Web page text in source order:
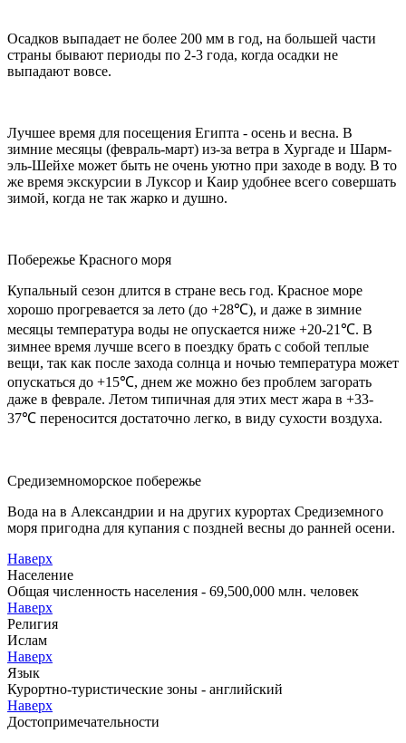
Осадков выпадает не более 200 мм в год, на большей части
страны бывают периоды по 2-3 года, когда осадки не
выпадают вовсе.
Лучшее время для посещения Египта - осень и весна. В
зимние месяцы (февраль-март) из-за ветра в Хургаде и Шарм-
эль-Шейхе может быть не очень уютно при заходе в воду. В то
же время экскурсии в Луксор и Каир удобнее всего совершать
зимой, когда не так жарко и душно.
Побережье Красного моря
Купальный сезон длится в стране весь год. Красное море
хорошо прогревается за лето (до +28℃), и даже в зимние
месяцы температура воды не опускается ниже +20-21℃. В
зимнее время лучше всего в поездку брать с собой теплые
вещи, так как после захода солнца и ночью температура может
опускаться до +15℃, днем же можно без проблем загорать
даже в феврале. Летом типичная для этих мест жара в +33-
37℃ переносится достаточно легко, в виду сухости воздуха.
Средиземноморское побережье
Вода на в Александрии и на других курортах Средиземного
моря пригодна для купания с поздней весны до ранней осени.
Наверх
Население
Общая численность населения - 69,500,000 млн. человек
Наверх
Религия
Ислам
Наверх
Язык
Курортно-туристические зоны - английский
Наверх
Достопримечательности